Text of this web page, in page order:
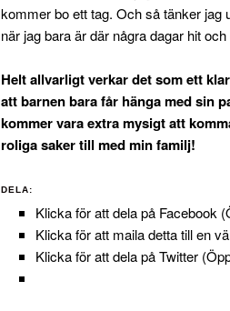
kommer bo ett tag. Och så tänker jag
när jag bara är där några dagar hit och
Helt allvarligt verkar det som ett
att barnen bara får hänga med sin
kommer vara extra mysigt att
roliga saker till med min familj!
DELA:
Klicka för att dela på Facebook
Klicka för att maila detta till en
Klicka för att dela på Twitter